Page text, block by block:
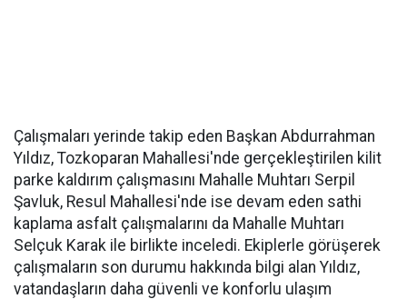
Çalışmaları yerinde takip eden Başkan Abdurrahman
Yıldız, Tozkoparan Mahallesi'nde gerçekleştirilen kilit
parke kaldırım çalışmasını Mahalle Muhtarı Serpil
Şavluk, Resul Mahallesi'nde ise devam eden sathi
kaplama asfalt çalışmalarını da Mahalle Muhtarı
Selçuk Karak ile birlikte inceledi. Ekiplerle görüşerek
çalışmaların son durumu hakkında bilgi alan Yıldız,
vatandaşların daha güvenli ve konforlu ulaşım